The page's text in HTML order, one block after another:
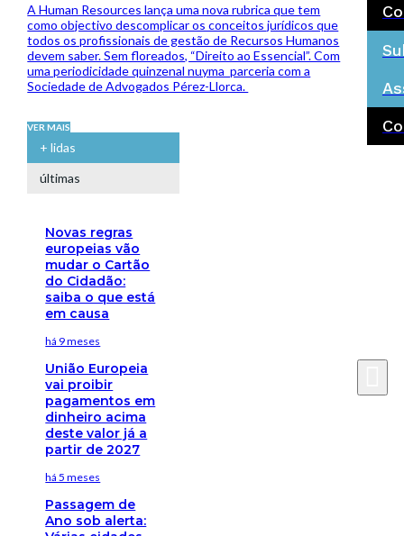
A Human Resources lança uma nova rubrica que tem
como objectivo descomplicar os conceitos jurídicos que
todos os profissionais de gestão de Recursos Humanos
devem saber. Sem floreados, “Direito ao Essencial”. Com
uma periodicidade quinzenal nuyma parceria com a
Sociedade de Advogados Pérez-Llorca.
VER MAIS
+ lidas
últimas
Novas regras
europeias vão
mudar o Cartão
do Cidadão:
saiba o que está
em causa
há 9 meses
União Europeia
vai proibir
pagamentos em
dinheiro acima
deste valor já a
partir de 2027
há 5 meses
Passagem de
Ano sob alerta: